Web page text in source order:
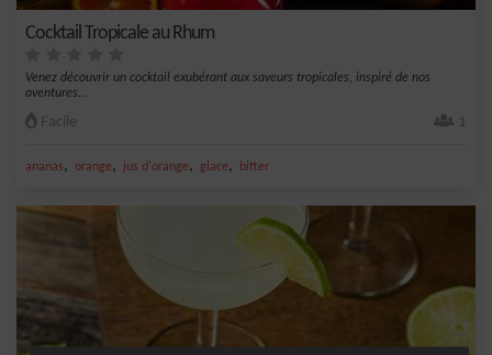
Cocktail Tropicale au Rhum
Venez découvrir un cocktail exubérant aux saveurs tropicales, inspiré de nos
aventures...
Facile 1
ananas, orange, jus d'orange, glace, bitter